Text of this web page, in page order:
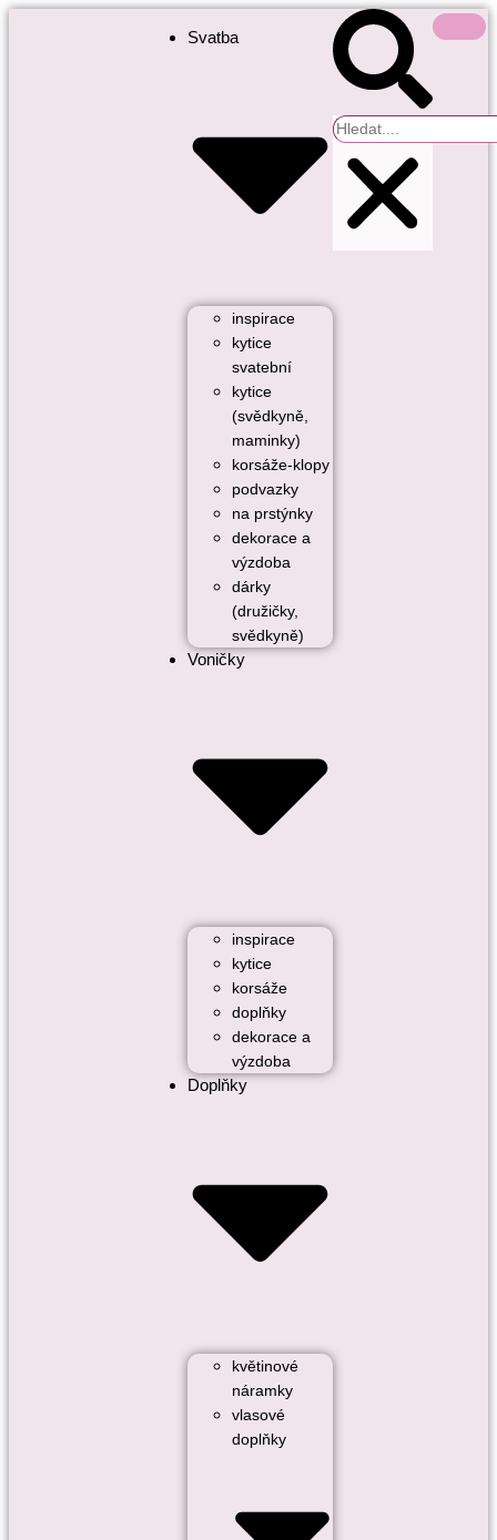
Svatba
inspirace
kytice
svatební
kytice
(svědkyně,
maminky)
korsáže-klopy
podvazky
na prstýnky
dekorace a
výzdoba
dárky
(družičky,
svědkyně)
Voničky
inspirace
kytice
korsáže
doplňky
dekorace a
výzdoba
Doplňky
květinové
náramky
vlasové
doplňky